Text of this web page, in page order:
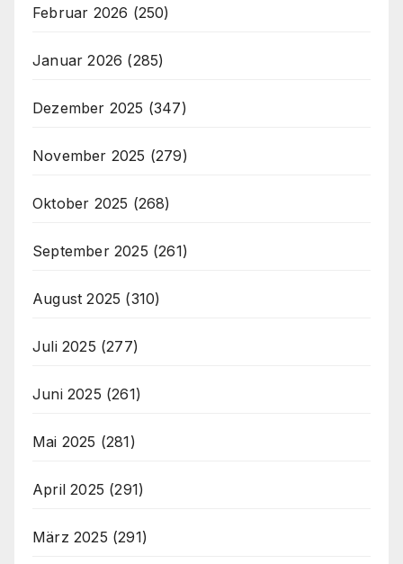
Februar 2026 (250)
Januar 2026 (285)
Dezember 2025 (347)
November 2025 (279)
Oktober 2025 (268)
September 2025 (261)
August 2025 (310)
Juli 2025 (277)
Juni 2025 (261)
Mai 2025 (281)
April 2025 (291)
März 2025 (291)